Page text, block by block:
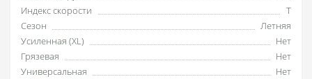
Индекс скорости
T
Сезон
Летняя
Усиленная (XL)
Нет
Грязевая
Нет
Универсальная
Нет